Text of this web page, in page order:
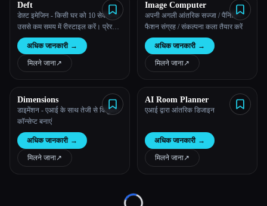
Deft
डेफ़्ट इमेजिन - किसी घर को 10 सेकंड या
उससे कम समय में रीस्टाइल करें। प्रेरणा,
इंटीरियर डिज़ाइन, स्टेजिंग, और बहुत
कुछ।अधिक जानकारी →
मिलने जाना↗︎
Image Computer
अपनी अगली आंतरिक सज्जा / पैनिटिंग /
फैशन संग्रह / संकल्पना कला तैयार करें
अधिक जानकारी →
मिलने जाना↗︎
Dimensions
डाइमेंशन - एआई के साथ तेजी से विज़ुअल
कॉन्सेप्ट बनाएं
अधिक जानकारी →
मिलने जाना↗︎
AI Room Planner
एआई द्वारा आंतरिक डिजाइन
अधिक जानकारी →
मिलने जाना↗︎
Loading...